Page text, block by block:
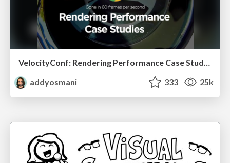
VelocityConf: Rendering Performance Case Studies
addyosmani
333 25k